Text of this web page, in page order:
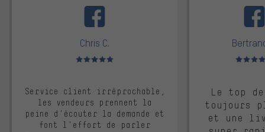
Chris C.
Note moyenne : 5 sur 5
Service client irréprochable,
les vendeurs prennent la
peine d'écouter la demande et
font l'effort de parler
Note
Le top
toujours
et une